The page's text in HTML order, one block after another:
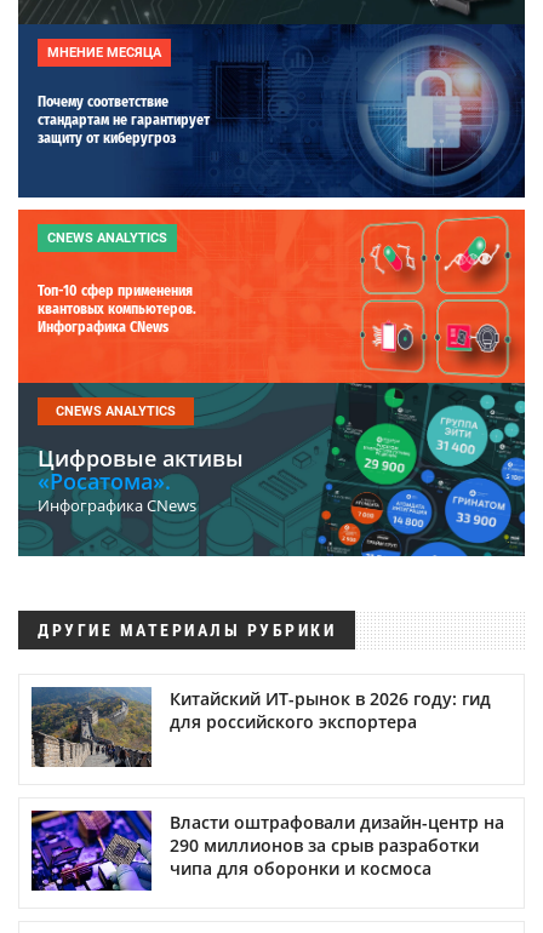
МНЕНИЕ МЕСЯЦА
Почему соответствие
стандартам не гарантирует
защиту от киберугроз
CNEWS ANALYTICS
Топ-10 сфер применения
квантовых компьютеров.
Инфографика CNews
CNEWS ANALYTICS
Цифровые активы
«Росатома».
Инфографика CNews
ДРУГИЕ МАТЕРИАЛЫ РУБРИКИ
Китайский ИТ-рынок в 2026 году: гид
для российского экспортера
Власти оштрафовали дизайн-центр на
290 миллионов за срыв разработки
чипа для оборонки и космоса